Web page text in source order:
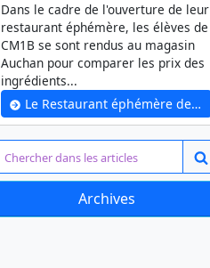
Dans le cadre de l'ouverture de leur
restaurant éphémère, les élèves de
CM1B se sont rendus au magasin
Auchan pour comparer les prix des
ingrédients...
Le Restaurant éphémère des CM1 B
Archives